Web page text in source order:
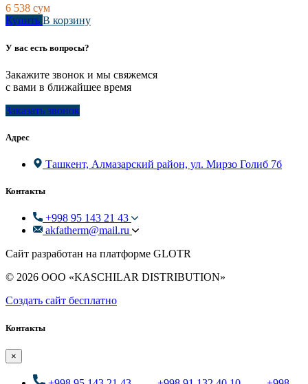
6 538 сум
Купить В корзину
У вас есть вопросы?
Закажите звонок и мы свяжемся
с вами в ближайшее время
Заказать звонок
Адрес
Ташкент, Алмазарский район, ул. Мирзо Голиб 7б
Контакты
+998 95 143 21 43
akfatherm@mail.ru
Сайт разработан на платформе GLOTR
© 2026 ООО «KASCHILAR DISTRIBUTION»
Создать cайт бесплатно
Контакты
×